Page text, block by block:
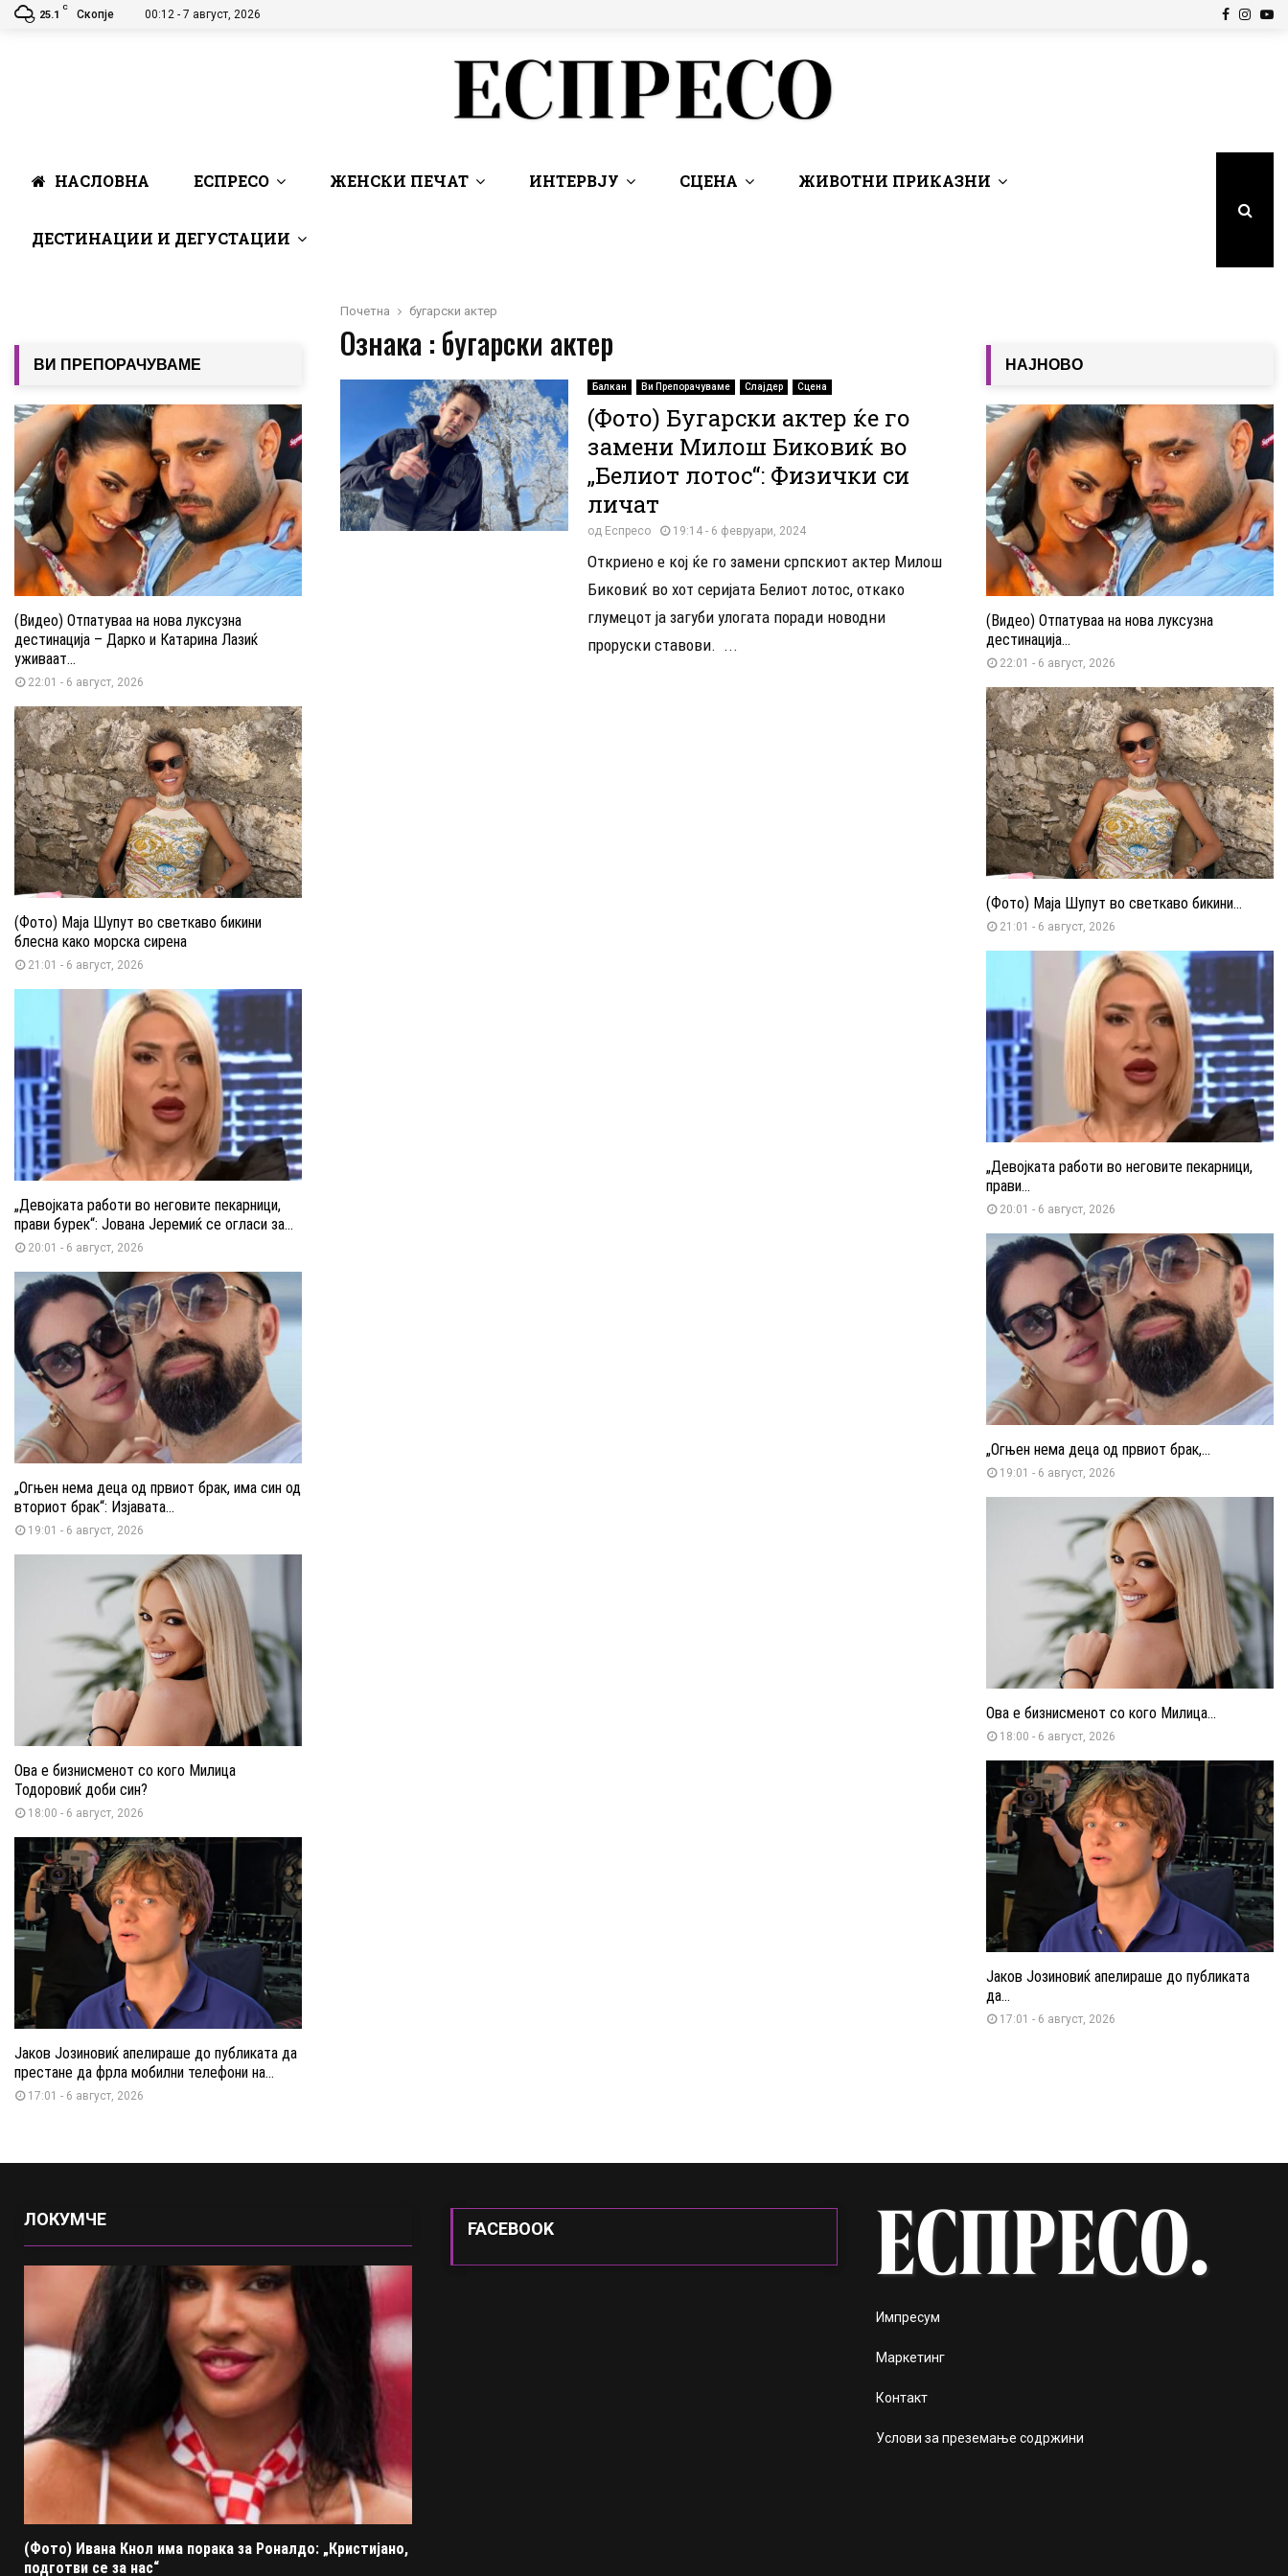
25.1
C
Скопје 00:12 - 7 август, 2026 Facebook
НАСЛОВНА ЕСПРЕСО ЖЕНСКИ ПЕЧАТ ИНТЕРВЈУ СЦЕНА ЖИВОТНИ ПРИКАЗНИ
ДЕСТИНАЦИИ И ДЕГУСТАЦИИ
Почетна бугарски актер
Ознака : бугарски актер
Балкан Ви Препорачуваме Слајдер Сцена
(Фото) Бугарски актер ќе го
замени Милош Биковиќ во
„Белиот лотос“: Физички си
личат
од Еспресо 19:14 - 6 февруари, 2024
Откриено е кој ќе го замени српскиот актер Милош
Биковиќ во хот серијата Белиот лотос, откако
глумецот ја загуби улогата поради новодни
проруски ставови. ...
ВИ ПРЕПОРАЧУВАМЕ
(Видео) Отпатуваа на нова луксузна
дестинација – Дарко и Катарина Лазиќ
уживаат...
22:01 - 6 август, 2026
(Фото) Маја Шупут во светкаво бикини
блесна како морска сирена
21:01 - 6 август, 2026
„Девојката работи во неговите пекарници,
прави бурек“: Јована Јеремиќ се огласи за...
20:01 - 6 август, 2026
„Огњен нема деца од првиот брак, има син од
вториот брак“: Изјавата...
19:01 - 6 август, 2026
Ова е бизнисменот со кого Милица
Тодоровиќ доби син?
18:00 - 6 август, 2026
Јаков Јозиновиќ апелираше до публиката да
престане да фрла мобилни телефони на...
17:01 - 6 август, 2026
НАЈНОВО
(Видео) Отпатуваа на нова луксузна
дестинација...
22:01 - 6 август, 2026
(Фото) Маја Шупут во светкаво бикини...
21:01 - 6 август, 2026
„Девојката работи во неговите пекарници,
прави...
20:01 - 6 август, 2026
„Огњен нема деца од првиот брак,...
19:01 - 6 август, 2026
Ова е бизнисменот со кого Милица...
18:00 - 6 август, 2026
Јаков Јозиновиќ апелираше до публиката
да...
17:01 - 6 август, 2026
ЛОКУМЧЕ
(Фото) Ивана Кнол има порака за Роналдо: „Кристијано,
подготви се за нас“
FACEBOOK
Импресум
Маркетинг
Контакт
Услови за преземање содржини